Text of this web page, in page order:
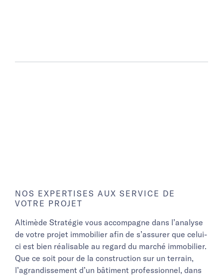
NOS EXPERTISES AUX SERVICE DE
VOTRE PROJET
Altimède Stratégie vous accompagne dans l’analyse
de votre projet immobilier afin de s’assurer que celui-
ci est bien réalisable au regard du marché immobilier.
Que ce soit pour de la construction sur un terrain,
l’agrandissement d’un bâtiment professionnel, dans